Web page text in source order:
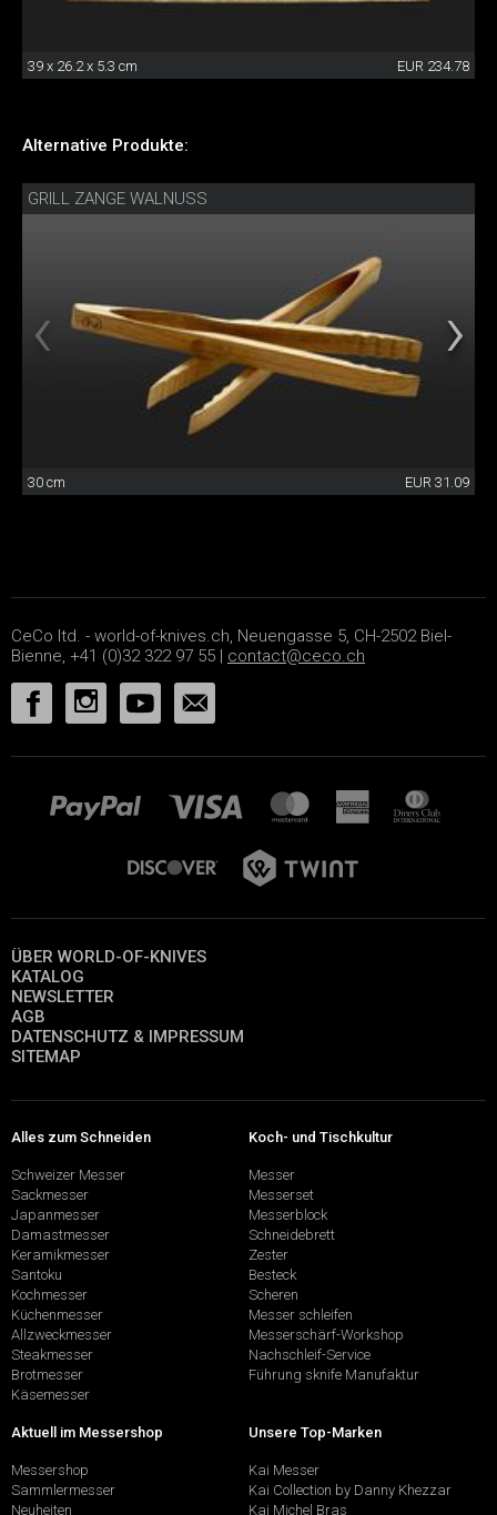
39 x 26.2 x 5.3 cm EUR 234.78
Alternative Produkte:
GRILL ZANGE WALNUSS
30 cm EUR 31.09
CeCo ltd. - world-of-knives.ch, Neuengasse 5, CH-2502 Biel-
Bienne, +41 (0)32 322 97 55 | contact@ceco.ch
ÜBER WORLD-OF-KNIVES
KATALOG
NEWSLETTER
AGB
DATENSCHUTZ & IMPRESSUM
SITEMAP
Alles zum Schneiden
Schweizer Messer
Sackmesser
Japanmesser
Damastmesser
Keramikmesser
Santoku
Kochmesser
Küchenmesser
Allzweckmesser
Steakmesser
Brotmesser
Käsemesser
Koch- und Tischkultur
Messer
Messerset
Messerblock
Schneidebrett
Zester
Besteck
Scheren
Messer schleifen
Messerschärf-Workshop
Nachschleif-Service
Führung sknife Manufaktur
Aktuell im Messershop
Messershop
Sammlermesser
Neuheiten
Unsere Top-Marken
Kai Messer
Kai Collection by Danny Khezzar
Kai Michel Bras